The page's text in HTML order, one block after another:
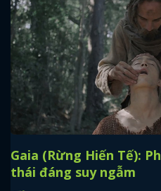
Gaia (Rừng Hiến Tế):
thái đáng suy ngẫm